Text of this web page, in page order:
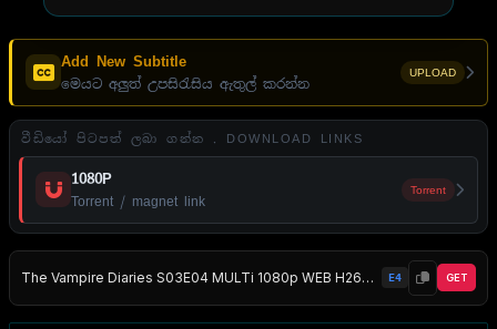
Add New Subtitle
මෙයට අලුත් උපසිරැසිය ඇතුල් කරන්න
UPLOAD
වීඩියෝ පිටපත් ලබා ගන්න . DOWNLOAD LINKS
1080P
Torrent / magnet link
Torrent
The Vampire Diaries S03E04 MULTi 1080p WEB H264-NERO EZTV E4 GET